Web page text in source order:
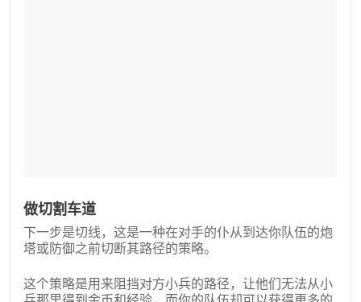
做切割车道
下一步是切线，这是一种在对手的仆从到达你队伍的炮
塔或防御之前切断其路径的策略。
这个策略是用来阻挡对方小兵的路径，让他们无法从小